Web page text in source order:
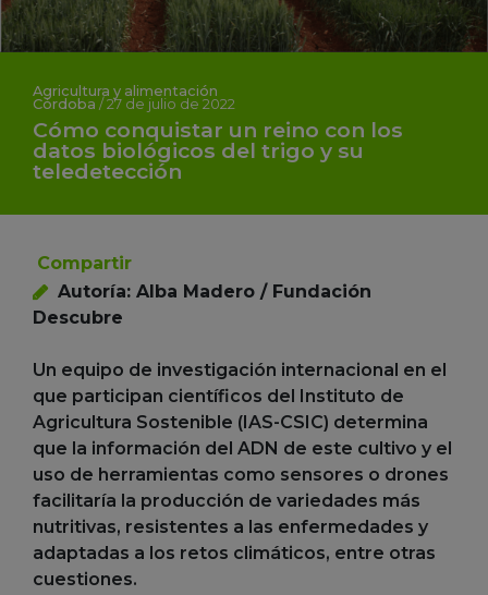
Agricultura y alimentación
Córdoba / 27 de julio de 2022
Cómo conquistar un reino con los
datos biológicos del trigo y su
teledetección
Compartir
Autoría: Alba Madero / Fundación
Descubre
Un equipo de investigación internacional en el
que participan científicos del Instituto de
Agricultura Sostenible (IAS-CSIC) determina
que la información del ADN de este cultivo y el
uso de herramientas como sensores o drones
facilitaría la producción de variedades más
nutritivas, resistentes a las enfermedades y
adaptadas a los retos climáticos, entre otras
cuestiones.